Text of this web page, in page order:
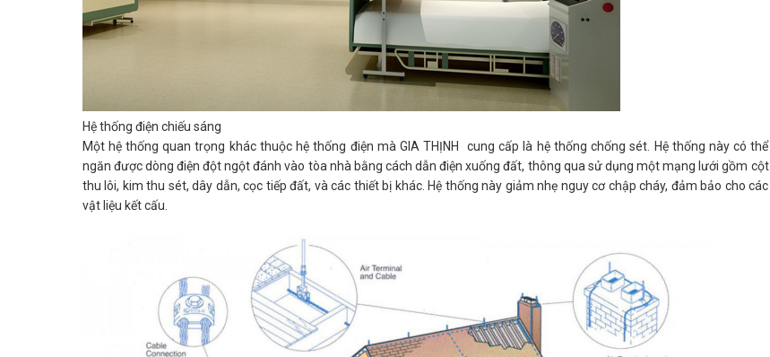
Hệ thống điện chiếu sáng
Một hệ thống quan trọng khác thuộc hệ thống điện mà GIA THỊNH cung cấp là hệ thống chống sét. Hệ thống này có thể
ngăn được dòng điện đột ngột đánh vào tòa nhà bằng cách dẫn điện xuống đất, thông qua sử dụng một mạng lưới gồm cột
thu lôi, kim thu sét, dây dẫn, cọc tiếp đất, và các thiết bị khác. Hệ thống này giảm nhẹ nguy cơ chập cháy, đảm bảo cho các
vật liệu kết cấu.